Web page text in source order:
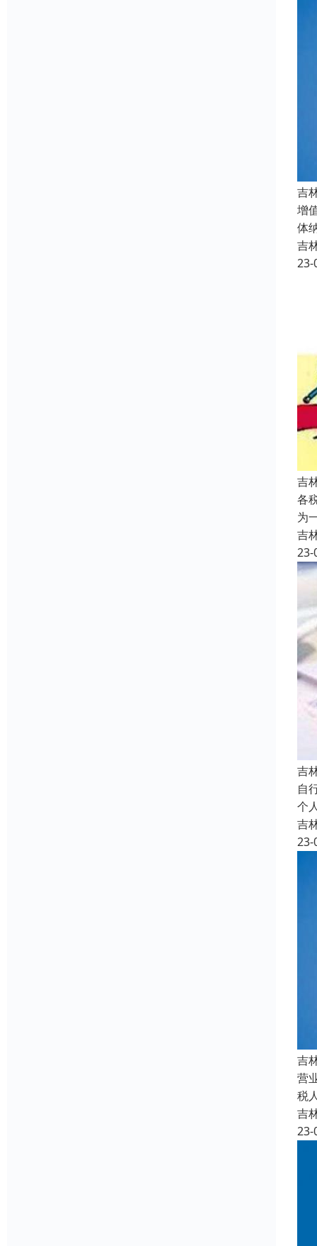
吉
增
体
吉
23-
吉
各
为
吉
23-
吉
自
个
吉
23-
吉
营
税
吉
23-